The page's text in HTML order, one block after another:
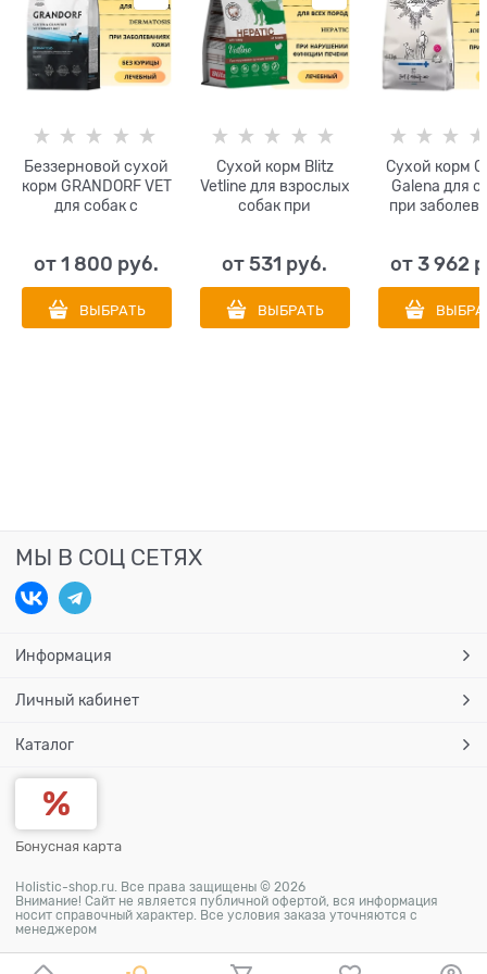
Беззерновой сухой
корм GRANDORF VET
для собак с
VETERINARY DIET
Dog DERMATOSIS
от1 800 руб.
ВЫБРАТЬ
Сухой корм Blitz
Vetline для взрослых
собак при
Hepatic
от531 руб.
ВЫБРАТЬ
Сухой корм
Galena для
при
Joint&Мobility
от3 962
МЫ В СОЦ СЕТЯХ
Информация
Личный кабинет
Каталог
Бонусная карта
Holistic-shop.ru. Все права защищены © 2026
Внимание! Сайт не является публичной офертой, вся информация
носит справочный характер. Все условия заказа уточняются с
менеджером